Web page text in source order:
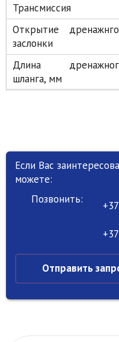
Трансмиссия
Открытие
заслонки
Длина
шланга, мм
Если Вас
можете:
Позвонить:
Отправить